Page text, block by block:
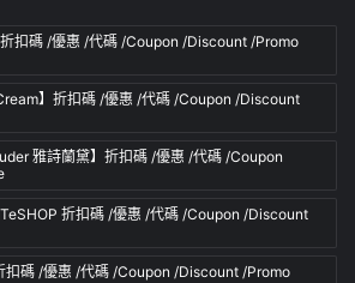
扣碼 /優惠 /代碼 /Coupon /Discount /Promo
】折扣碼 /優惠 /代碼 /Coupon /Discount
雅詩蘭黛】折扣碼 /優惠 /代碼 /Coupon
折扣碼 /優惠 /代碼 /Coupon /Discount
扣碼 /優惠 /代碼 /Coupon /Discount /Promo